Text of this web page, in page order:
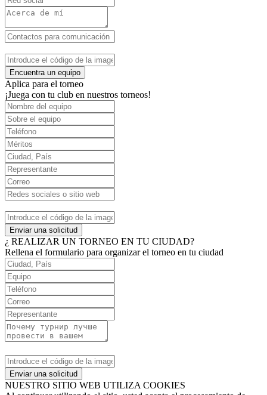
Encuentra un equipo
Aplica para el torneo
¡Juega con tu club en nuestros torneos!
Enviar una solicitud
¿ REALIZAR UN TORNEO EN TU CIUDAD?
Rellena el formulario para organizar el torneo en tu ciudad
Enviar una solicitud
NUESTRO SITIO WEB UTILIZA COOKIES